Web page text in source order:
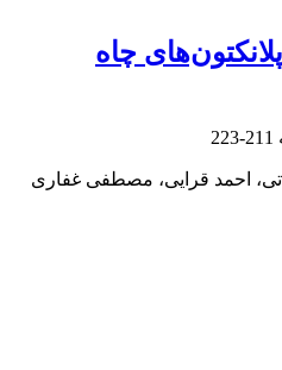
چاه
211-223
احمد قرایی، مصطفی غفاری